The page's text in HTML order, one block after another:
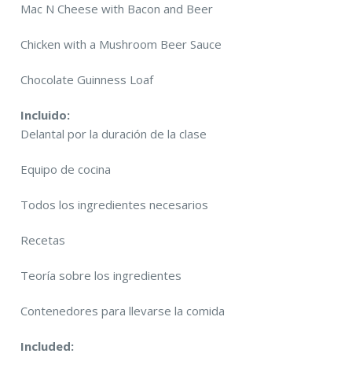
Mac N Cheese with Bacon and Beer
Chicken with a Mushroom Beer Sauce
Chocolate Guinness Loaf
Incluido:
Delantal por la duración de la clase
Equipo de cocina
Todos los ingredientes necesarios
Recetas
Teoría sobre los ingredientes
Contenedores para llevarse la comida
Included: